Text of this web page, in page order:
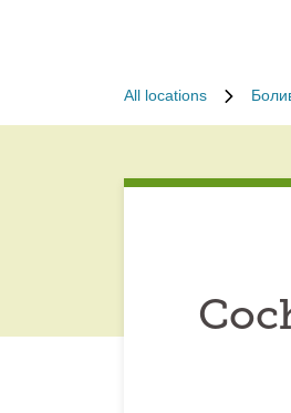
All locations